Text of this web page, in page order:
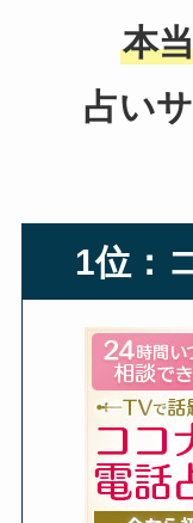
本
占い
1位：